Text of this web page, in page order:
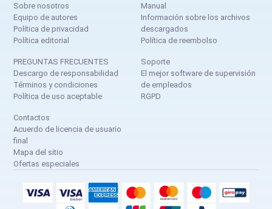
Sobre nosotros
Equipo de autores
Política de privacidad
Política editorial
Manual
Información sobre los archivos
descargados
Política de reembolso
PREGUNTAS FRECUENTES
Descargo de responsabilidad
Términos y condiciones
Política de uso aceptable
Soporte
El mejor software de supervisión
de empleados
RGPD
Contactos
Acuerdo de licencia de usuario
final
Mapa del sitio
Ofertas especiales